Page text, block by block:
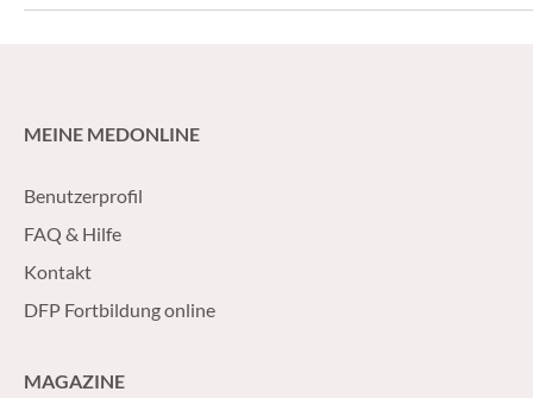
MEINE MEDONLINE
Benutzerprofil
FAQ & Hilfe
Kontakt
DFP Fortbildung online
MAGAZINE